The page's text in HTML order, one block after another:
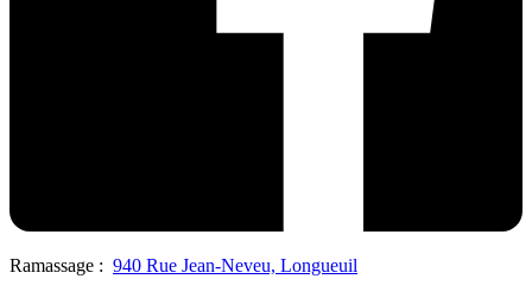
Ramassage : 940 Rue Jean-Neveu, Longueuil